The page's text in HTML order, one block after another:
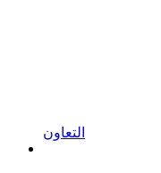
التعاون